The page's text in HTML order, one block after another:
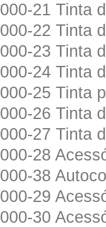
000-21 Tinta
000-22 Tinta
000-23 Tinta
000-24 Tinta
000-25 Tinta
000-26 Tinta
000-27 Tinta
000-28
000-38
000-29
000-30